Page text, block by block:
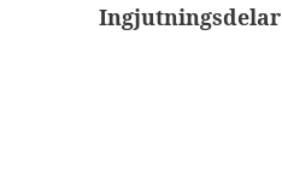
Ingjutningsdelar